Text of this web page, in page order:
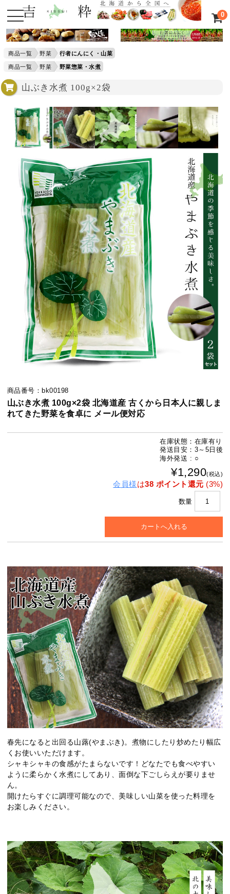
0
商品一覧 野菜 行者にんにく・山菜
商品一覧 野菜 野菜惣菜・水煮
山ぶき水煮 100g×2袋
商品番号：bk00198
山ぶき水煮 100g×2袋 北海道産 古くから日本人に親しま
れてきた野菜を食卓に メール便対応
在庫状態：在庫有り
発送目安：3～5日後
海外発送 : ○
¥1,290(税込)
会員様は38 ポイント還元 (3%)
数量
春先になると出回る山蕗(やまぶき)。煮物にしたり炒めたり幅広
くお使いいただけます。
シャキシャキの食感がたまらないです！どなたでも食べやすい
ように柔らかく水煮にしてあり、面倒な下ごしらえが要りませ
ん。
開けたらすぐに調理可能なので、美味しい山菜を使った料理を
お楽しみください。